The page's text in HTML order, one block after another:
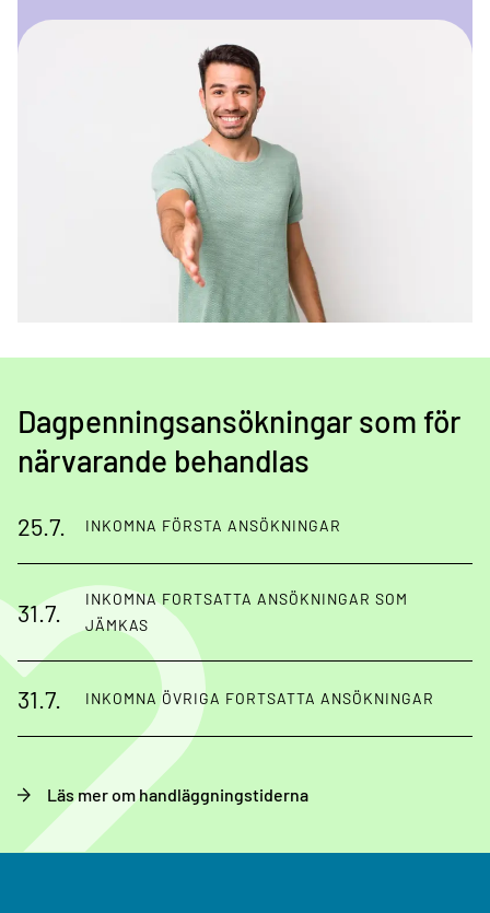
Dagpenningsansökningar som för
närvarande behandlas
25.7. INKOMNA FÖRSTA ANSÖKNINGAR
31.7.
INKOMNA FORTSATTA ANSÖKNINGAR SOM
JÄMKAS
31.7. INKOMNA ÖVRIGA FORTSATTA ANSÖKNINGAR
Läs mer om handläggningstiderna